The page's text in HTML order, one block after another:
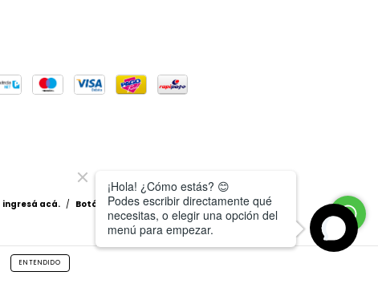
ENTENDIDO
ingresá acá. / Botón de arrepentimiento